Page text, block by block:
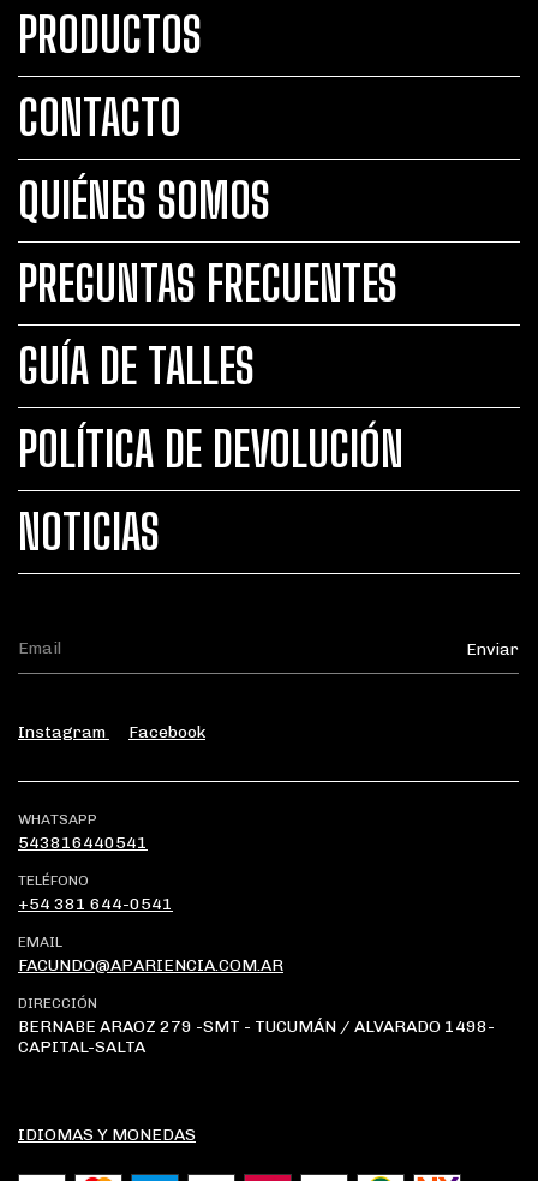
PRODUCTOS
CONTACTO
QUIÉNES SOMOS
PREGUNTAS FRECUENTES
GUÍA DE TALLES
POLÍTICA DE DEVOLUCIÓN
NOTICIAS
Instagram Facebook
WHATSAPP
543816440541
TELÉFONO
+54 381 644-0541
EMAIL
FACUNDO@APARIENCIA.COM.AR
DIRECCIÓN
BERNABE ARAOZ 279 -SMT - TUCUMÁN / ALVARADO 1498-
CAPITAL-SALTA
IDIOMAS Y MONEDAS